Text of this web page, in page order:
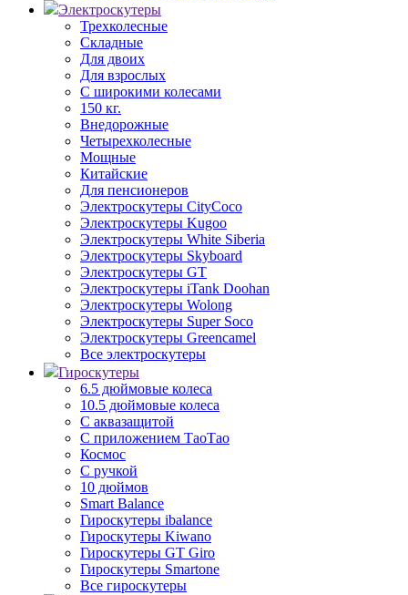
Электроскутеры
Трехколесные
Складные
Для двоих
Для взрослых
С широкими колесами
150 кг.
Внедорожные
Четырехколесные
Мощные
Китайские
Для пенсионеров
Электроскутеры CityCoco
Электроскутеры Kugoo
Электроскутеры White Siberia
Электроскутеры Skyboard
Электроскутеры GT
Электроскутеры iTank Doohan
Электроскутеры Wolong
Электроскутеры Super Soco
Электроскутеры Greencamel
Все электроскутеры
Гироскутеры
6.5 дюймовые колеса
10.5 дюймовые колеса
С аквазащитой
С приложением ТаоТао
Космос
С ручкой
10 дюймов
Smart Balance
Гироскутеры ibalance
Гироскутеры Kiwano
Гироскутеры GT Giro
Гироскутеры Smartone
Все гироскутеры